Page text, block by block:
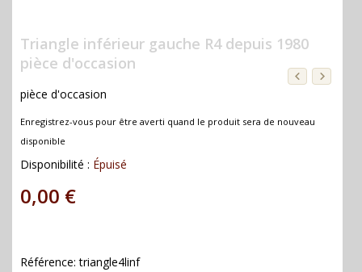
Triangle inférieur gauche R4 depuis 1980
pièce d'occasion
pièce d'occasion
Enregistrez-vous pour être averti quand le produit sera de nouveau
disponible
Disponibilité : Épuisé
0,00 €
Référence:triangle4linf